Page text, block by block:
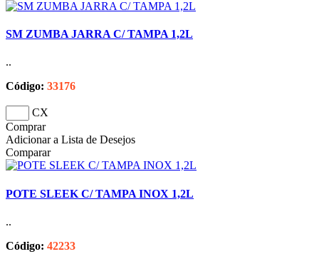
SM ZUMBA JARRA C/ TAMPA 1,2L
..
Código: 33176
CX
Comprar
Adicionar a Lista de Desejos
Comparar
POTE SLEEK C/ TAMPA INOX 1,2L
..
Código: 42233